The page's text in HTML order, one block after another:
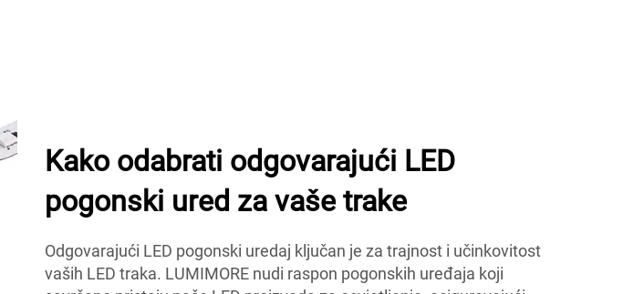
Kako odabrati odgovarajući LED
pogonski ured za vaše trake
Odgovarajući LED pogonski uredaj ključan je za trajnost i učinkovitost
vaših LED traka. LUMIMORE nudi raspon pogonskih uređaja koji